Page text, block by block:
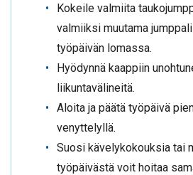
Kokeile valmiita
valmiiksi muutama
työpäivän lomassa.
Hyödynnä kaappiin
liikuntavälineitä.
Aloita ja päätä työpäivä
venyttelyllä.
Suosi kävelykokouksia tai
työpäivästä voit hoitaa